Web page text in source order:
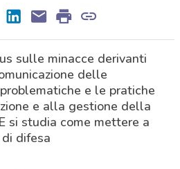
sulle minacce derivanti
delle
e le pratiche
e alla gestione della
si studia come mettere a
difesa